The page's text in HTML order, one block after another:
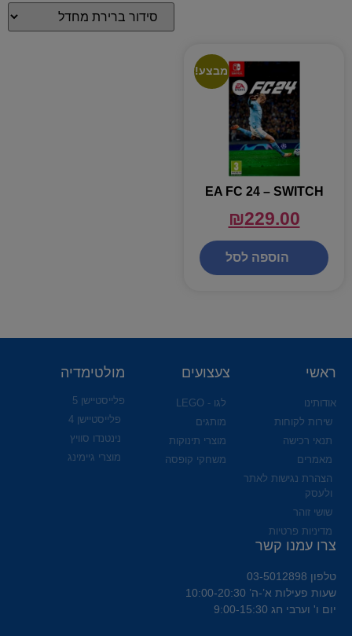
מבצע!
EA FC 24 – SWITCH
₪229.00
הוספה לסל
ראשי
אודותינו
שירות לקוחות
תנאי רכישה
מאמרים
הצהרת נגישות לאתר
ולעסק
שושי זוהר
מדיניות פרטיות
צעצועים
לגו - LEGO
מותגים
מוצרי תינוקות
משחקי קופסה
מולטימדיה
פלייסטיישן 5
פלייסטיישן 4
נינטנדו סוויץ
מוצרי גיימינג
צרו עמנו קשר
טלפון 03-5012898
שעות פעילות א’-ה’ 10:00-20:30
יום ו' וערבי חג 9:00-15:30